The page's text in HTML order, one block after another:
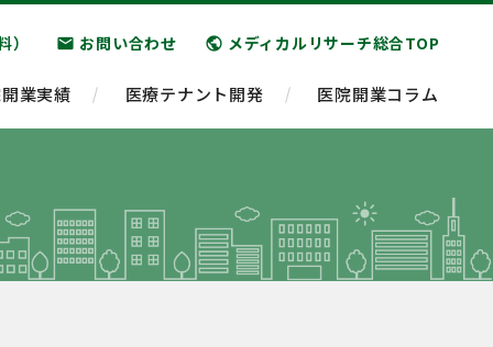
email お問い合わせ public メディカルリサーチ総合TOP
業実績 医療テナント開発 医院開業コラム